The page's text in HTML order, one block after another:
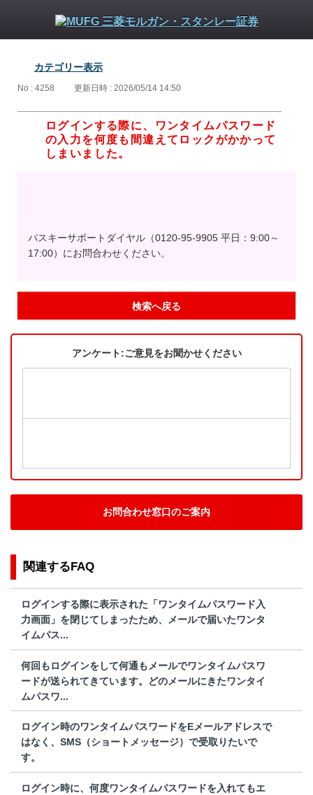
カテゴリー表示
No : 4258 更新日時 : 2026/05/14 14:50
ログインする際に、ワンタイムパスワード
の入力を何度も間違えてロックがかかって
しまいました。
パスキーサポートダイヤル（0120-95-9905 平日：9:00～
17:00）にお問合わせください。
検索へ戻る
アンケート:ご意見をお聞かせください
お問合わせ窓口のご案内
関連するFAQ
ログインする際に表示された「ワンタイムパスワード入
力画面」を閉じてしまったため、メールで届いたワンタ
イムパス...
何回もログインをして何通もメールでワンタイムパスワ
ードが送られてきています。どのメールにきたワンタイ
ムパスワ...
ログイン時のワンタイムパスワードをEメールアドレスで
はなく、SMS（ショートメッセージ）で受取りたいで
す。
ログイン時に、何度ワンタイムパスワードを入れてもエ